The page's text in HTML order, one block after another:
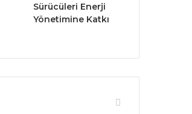
Sürücüleri Enerji
Yönetimine Katkı